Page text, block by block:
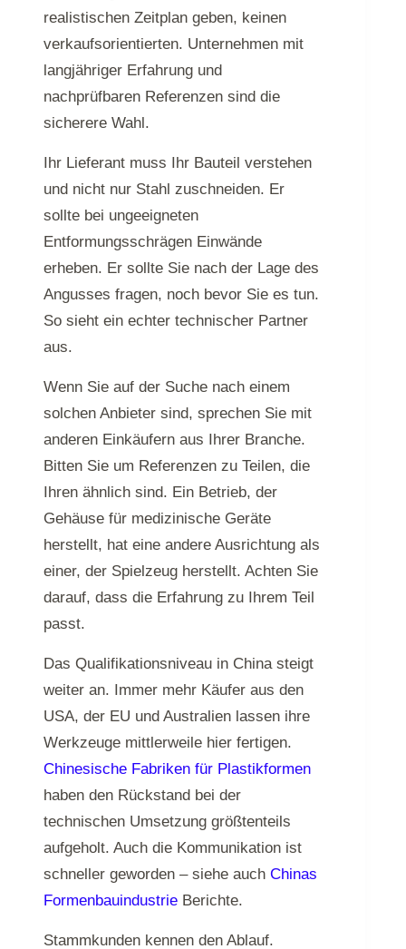
realistischen Zeitplan geben, keinen
verkaufsorientierten. Unternehmen mit
langjähriger Erfahrung und
nachprüfbaren Referenzen sind die
sicherere Wahl.
Ihr Lieferant muss Ihr Bauteil verstehen
und nicht nur Stahl zuschneiden. Er
sollte bei ungeeigneten
Entformungsschrägen Einwände
erheben. Er sollte Sie nach der Lage des
Angusses fragen, noch bevor Sie es tun.
So sieht ein echter technischer Partner
aus.
Wenn Sie auf der Suche nach einem
solchen Anbieter sind, sprechen Sie mit
anderen Einkäufern aus Ihrer Branche.
Bitten Sie um Referenzen zu Teilen, die
Ihren ähnlich sind. Ein Betrieb, der
Gehäuse für medizinische Geräte
herstellt, hat eine andere Ausrichtung als
einer, der Spielzeug herstellt. Achten Sie
darauf, dass die Erfahrung zu Ihrem Teil
passt.
Das Qualifikationsniveau in China steigt
weiter an. Immer mehr Käufer aus den
USA, der EU und Australien lassen ihre
Werkzeuge mittlerweile hier fertigen.
Chinesische Fabriken für Plastikformen
haben den Rückstand bei der
technischen Umsetzung größtenteils
aufgeholt. Auch die Kommunikation ist
schneller geworden – siehe auch Chinas
Formenbauindustrie Berichte.
Stammkunden kennen den Ablauf.